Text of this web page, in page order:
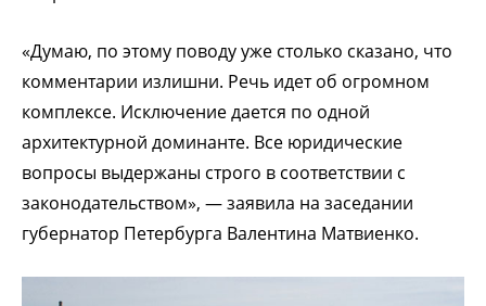
«Думаю, по этому поводу уже столько сказано, что
комментарии излишни. Речь идет об огромном
комплексе. Исключение дается по одной
архитектурной доминанте. Все юридические
вопросы выдержаны строго в соответствии с
законодательством», — заявила на заседании
губернатор Петербурга Валентина Матвиенко.